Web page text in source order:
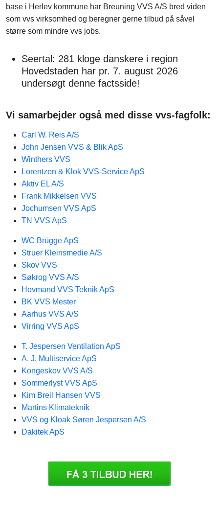
base i Herlev kommune har Breuning VVS A/S bred viden
som vvs virksomhed og beregner gerne tilbud på såvel
større som mindre vvs jobs.
Seertal: 281 kloge danskere i region
Hovedstaden har pr. 7. august 2026
undersøgt denne factsside!
Vi samarbejder også med disse vvs-fagfolk:
Carl W. Reis A/S
John Jensen VVS & Blik ApS
Winthers VVS
Lorentzen & Klok VVS-Service ApS
Aktiv EL A/S
Frank Mikkelsen VVS
Jochumsen VVS ApS
TN VVS ApS
WC Brügge ApS
Struer Kleinsmedie A/S
Skov VVS
Søkrog VVS A/S
Hovmand VVS Teknik ApS
BK VVS Mester
Aarhus VVS A/S
Virring VVS ApS
T. Jespersen Ventilation ApS
A. J. Multiservice ApS
Kongeskov VVS A/S
Sommerlyst VVS ApS
Kim Breil Hansen VVS
Martins Klimateknik
VVS og Kloak Søren Jespersen A/S
Dakitek ApS